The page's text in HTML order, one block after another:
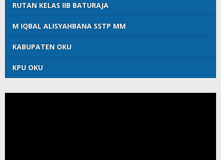
RUTAN KELAS IIB BATURAJA
M IQBAL ALISYAHBANA SSTP MM
KABUPATEN OKU
KPU OKU